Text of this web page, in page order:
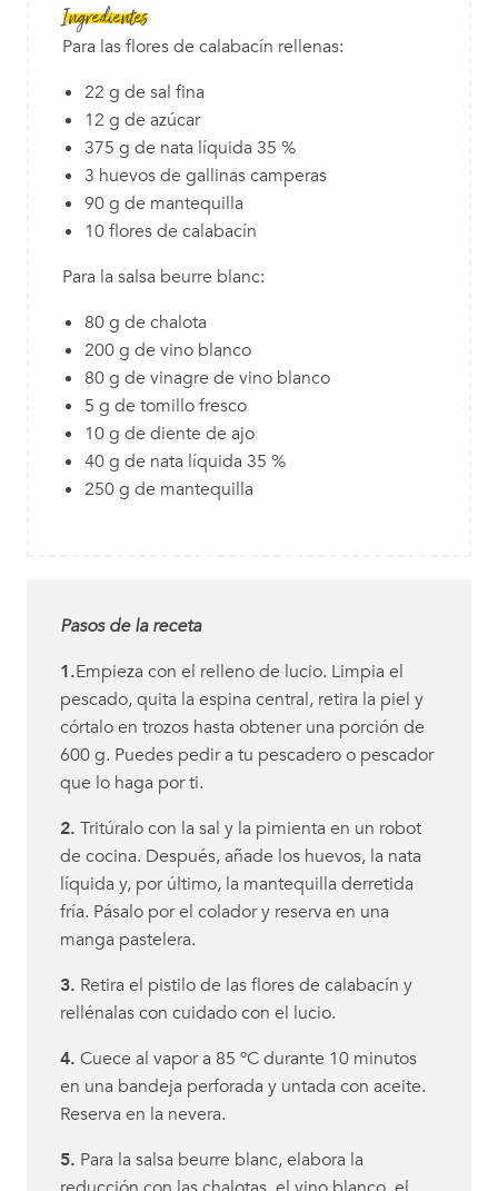
Ingredientes
Para las flores de calabacín rellenas:
22 g de sal fina
12 g de azúcar
375 g de nata líquida 35 %
3 huevos de gallinas camperas
90 g de mantequilla
10 flores de calabacín
Para la salsa beurre blanc:
80 g de chalota
200 g de vino blanco
80 g de vinagre de vino blanco
5 g de tomillo fresco
10 g de diente de ajo
40 g de nata líquida 35 %
250 g de mantequilla
Pasos de la receta
1.Empieza con el relleno de lucio. Limpia el
pescado, quita la espina central, retira la piel y
córtalo en trozos hasta obtener una porción de
600 g. Puedes pedir a tu pescadero o pescador
que lo haga por ti.
2. Tritúralo con la sal y la pimienta en un robot
de cocina. Después, añade los huevos, la nata
líquida y, por último, la mantequilla derretida
fría. Pásalo por el colador y reserva en una
manga pastelera.
3. Retira el pistilo de las flores de calabacín y
rellénalas con cuidado con el lucio.
4. Cuece al vapor a 85 ºC durante 10 minutos
en una bandeja perforada y untada con aceite.
Reserva en la nevera.
5. Para la salsa beurre blanc, elabora la